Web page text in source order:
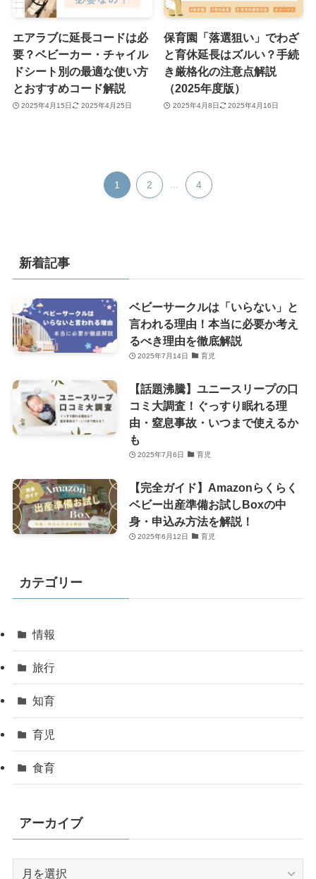
エアラブに延長コードは必
要？ベビーカー・チャイル
ドシート別の最適な使い方
とおすすめコード解説
2025年4月15日 2025年4月25日
保育園「落選狙い」でわざ
と育休延長はズルい？手続
き厳格化の注意点解説
（2025年度版）
2025年4月8日 2025年4月16日
1 2 ... 4
新着記事
ベビーサークルは「いらない」と
言われる理由！本当に必要か考え
るべき理由を徹底解説
2025年7月14日 育児
【話題沸騰】ユニースリープの口
コミ大調査！ぐっすり眠れる理
由・窒息事故・いつまで使えるか
も
2025年7月6日 育児
【完全ガイド】Amazonらくらく
ベビー出産準備お試しBoxの中
身・申込み方法を解説！
2025年6月12日 育児
カテゴリー
情報
旅行
知育
育児
食育
アーカイブ